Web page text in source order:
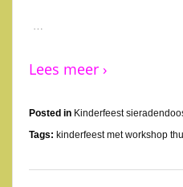
…
Lees meer ›
Posted in Kinderfeest
Tags: kinderfeest met workshop